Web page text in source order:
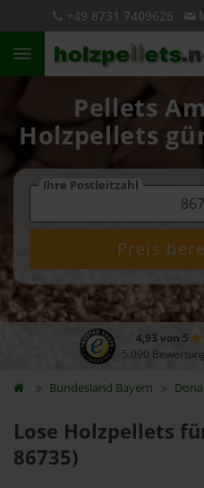
+49 8731 7409626
Pellets
Holzpellets
Ihre Postleitzahl
Preis
4,93 von 5
5.090
Bundesland Bayern
Lose Holzpellets
86735)